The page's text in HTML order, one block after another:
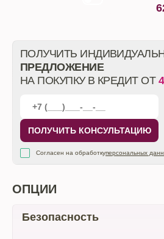
ПОЛУЧИТЬ
ПРЕДЛОЖЕНИЕ
НА ПОКУПКУ В КРЕДИТ ОТ
ПОЛУЧИТЬ КОНСУЛЬТАЦИЮ
Согласен на обработкуперсональных
ОПЦИИ
Безопасность